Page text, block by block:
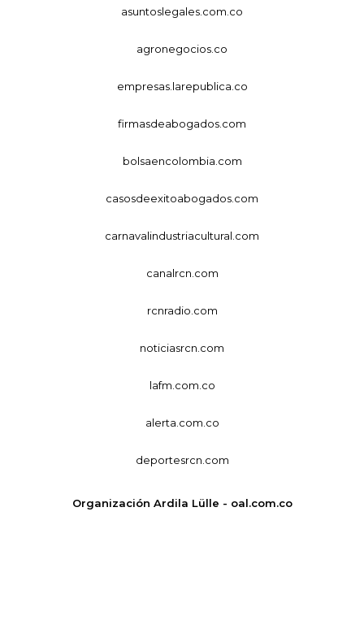
asuntoslegales.com.co
agronegocios.co
empresas.larepublica.co
firmasdeabogados.com
bolsaencolombia.com
casosdeexitoabogados.com
carnavalindustriacultural.com
canalrcn.com
rcnradio.com
noticiasrcn.com
lafm.com.co
alerta.com.co
deportesrcn.com
Organización Ardila Lülle - oal.com.co